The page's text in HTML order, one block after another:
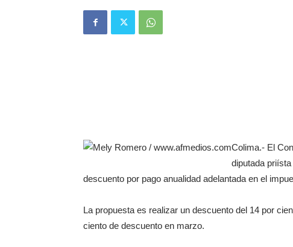
Colima.- El
diputada
descuento por pago anualidad adelantada en el
La propuesta es realizar un descuento del 14 por
ciento de descuento en marzo.